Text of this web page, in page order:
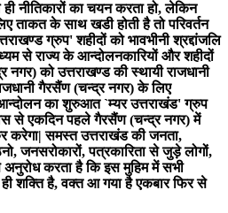
नीतिकारों का चयन करता हो, लेकिन
के साथ खडी होती है तो परिवर्तन
ग्रुप' शहीदों को भावभीनी श्रद्दांजलि
से राज्य के आन्दोलनकारियों और शहीदों
को उत्तराखण्ड की स्थायी राजधानी
गैरसैंण (चन्द्र नगर) के लिए
का शुरुआत `म्यर उत्तराखंड' ग्रुप
से एकदिन पहले गैरसैंण (चन्द्र नगर) में
करेगा| समस्त उत्तराखंड की जनता,
जनसरोकारों, पत्रकारिता से जुड़े लोगों,
से अनुरोध करता है कि इस मुहिम में सभी
शक्ति है, वक्त आ गया है एकबार फिर से